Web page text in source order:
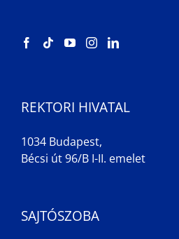
REKTORI HIVATAL
1034 Budapest,
Bécsi út 96/B I-II. emelet
SAJTÓSZOBA